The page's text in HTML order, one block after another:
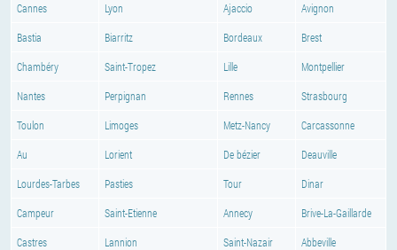
Cannes Lyon Ajaccio Avignon
Bastia Biarritz Bordeaux Brest
Chambéry Saint-Tropez Lille Montpellier
Nantes Perpignan Rennes Strasbourg
Toulon Limoges Metz-Nancy Carcassonne
Au Lorient De bézier Deauville
Lourdes-Tarbes Pasties Tour Dinar
Campeur Saint-Etienne Annecy Brive-La-Gaillarde
Castres Lannion Saint-Nazair Abbeville